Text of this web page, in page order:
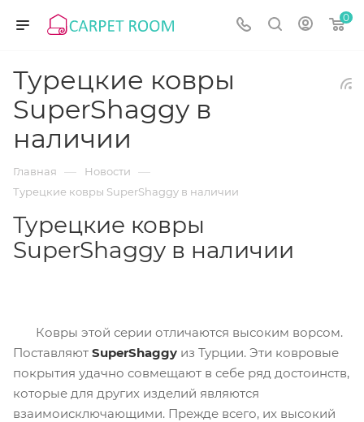
0
Турецкие ковры
SuperShaggy в
наличии
Главная — Новости —
Турецкие ковры SuperShaggy в наличии
Турецкие ковры
SuperShaggy в наличии
Ковры этой серии отличаются высоким ворсом.
Поставляют SuperShaggy из Турции. Эти ковровые
покрытия удачно совмещают в себе ряд достоинств,
которые для других изделий являются
взаимоисключающими. Прежде всего, их высокий